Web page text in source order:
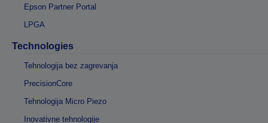
Epson Partner Portal
LPGA
Technologies
Tehnologija bez zagrevanja
PrecisionCore
Tehnologija Micro Piezo
Inovativne tehnologije